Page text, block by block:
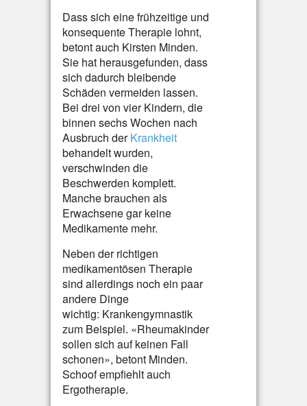
Dass sich eine frühzeitige und
konsequente Therapie lohnt,
betont auch Kirsten Minden.
Sie hat herausgefunden, dass
sich dadurch bleibende
Schäden vermeiden lassen.
Bei drei von vier Kindern, die
binnen sechs Wochen nach
Ausbruch derKrankheit
behandelt wurden,
verschwinden die
Beschwerden komplett.
Manche brauchen als
Erwachsene gar keine
Medikamente mehr.
Neben der richtigen
medikamentösen Therapie
sind allerdings noch ein paar
andere Dinge
wichtig: Krankengymnastik
zum Beispiel. «Rheumakinder
sollen sich auf keinen Fall
schonen», betont Minden.
Schoof empfiehlt auch
Ergotherapie.